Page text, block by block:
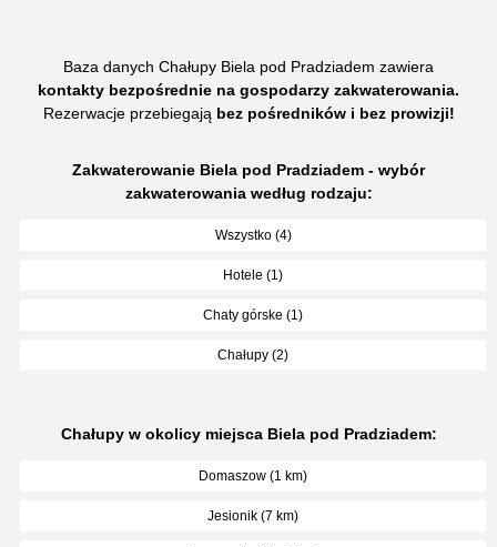
Baza danych Chałupy Biela pod Pradziadem zawiera
kontakty bezpośrednie na gospodarzy zakwaterowania.
Rezerwacje przebiegają bez pośredników i bez prowizji!
Zakwaterowanie Biela pod Pradziadem - wybór
zakwaterowania według rodzaju:
Wszystko (4)
Hotele (1)
Chaty górske (1)
Chałupy (2)
Chałupy w okolicy miejsca Biela pod Pradziadem:
Domaszow (1 km)
Jesionik (7 km)